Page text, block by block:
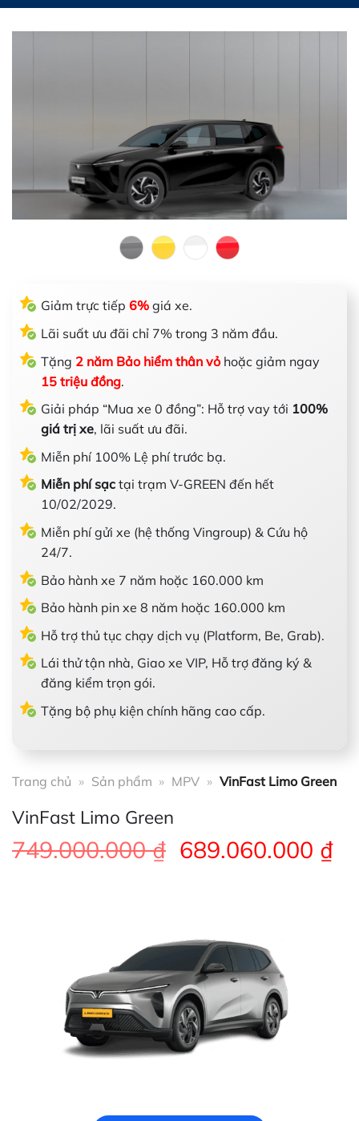
Giảm trực tiếp 6%giá xe.
Lãi suất ưu đãi chỉ 7% trong 3 năm đầu.
Tặng 2 năm Bảo hiểm thân vỏhoặc giảm ngay
15 triệu đồng.
Giải pháp “Mua xe 0 đồng”: Hỗ trợ vay tới 100%
giá trị xe, lãi suất ưu đãi.
Miễn phí 100% Lệ phí trước bạ.
Miễn phí sạctại trạm V-GREEN đến hết
10/02/2029.
Miễn phí gửi xe (hệ thống Vingroup) & Cứu hộ
24/7.
Bảo hành xe 7 năm hoặc 160.000 km
Bảo hành pin xe 8 năm hoặc 160.000 km
Hỗ trợ thủ tục chạy dịch vụ (Platform, Be, Grab).
Lái thử tận nhà, Giao xe VIP, Hỗ trợ đăng ký &
đăng kiểm trọn gói.
Tặng bộ phụ kiện chính hãng cao cấp.
Trang chủ » Sản phẩm » MPV » VinFast Limo Green
VinFast Limo Green
749.000.000₫ Giá
689.060.000 ₫